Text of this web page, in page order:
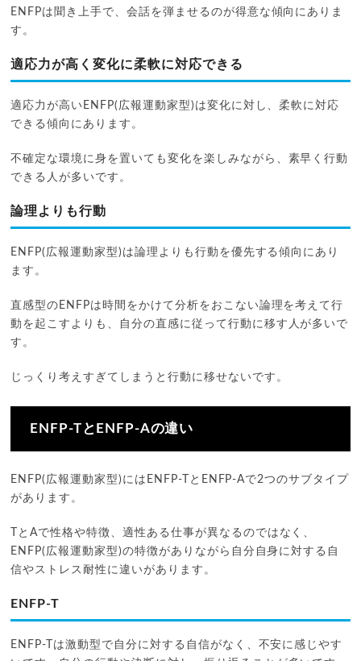
ENFPは聞き上手で、会話を弾ませるのが得意な傾向にありま
す。
適応力が高く変化に柔軟に対応できる
適応力が高いENFP(広報運動家型)は変化に対し、柔軟に対応
できる傾向にあります。
不確定な環境に身を置いても変化を楽しみながら、素早く行動
できる人が多いです。
論理よりも行動
ENFP(広報運動家型)は論理よりも行動を優先する傾向にあり
ます。
直感型のENFPは時間をかけて分析をおこない論理を考えて行
動を起こすよりも、自分の直感に従って行動に移す人が多いで
す。
じっくり考えすぎてしまうと行動に移せないです。
ENFP-TとENFP-Aの違い
ENFP(広報運動家型)にはENFP-TとENFP-Aで2つのサブタイプ
があります。
TとAで性格や特徴、適性ある仕事が異なるのではなく、
ENFP(広報運動家型)の特徴がありながら自分自身に対する自
信やストレス耐性に違いがあります。
ENFP-T
ENFP-Tは激動型で自分に対する自信がなく、不安に感じやす